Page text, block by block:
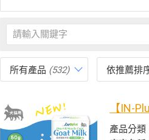
所有產品 (532) 依推薦排
【IN-
產品分類